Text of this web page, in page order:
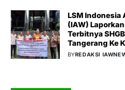
LSM
(IAW)
Terbitnya
Tangerang Ke
BYREDAKSI